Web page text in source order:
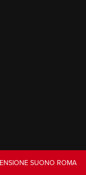
SUONO ROMA